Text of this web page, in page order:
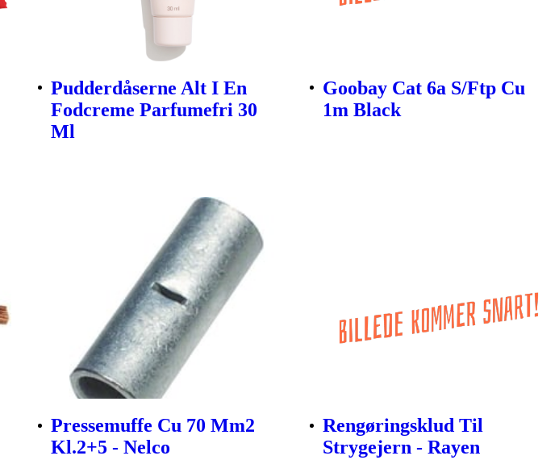
Pudderdåserne Alt I En
Fodcreme Parfumefri 30
Ml
Goobay Cat 6a S/Ftp Cu
1m Black
Pressemuffe Cu 70 Mm2
Kl.2+5 - Nelco
Rengøringsklud Til
Strygejern - Rayen